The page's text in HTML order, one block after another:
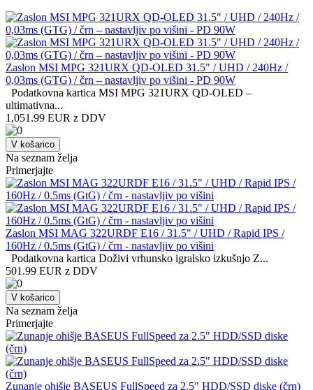
Zaslon MSI MPG 321URX QD-OLED 31.5" / UHD / 240Hz /
0,03ms (GTG) / črn – nastavljiv po višini - PD 90W
Podatkovna kartica MSI MPG 321URX QD-OLED –
ultimativna...
1,051.99 EUR z DDV
V košarico
Na seznam želja
Primerjajte
Zaslon MSI MAG 322URDF E16 / 31.5" / UHD / Rapid IPS /
160Hz / 0.5ms (GtG) / črn - nastavljiv po višini
Podatkovna kartica Doživi vrhunsko igralsko izkušnjo Z...
501.99 EUR z DDV
V košarico
Na seznam želja
Primerjajte
Zunanje ohišje BASEUS FullSpeed za 2.5" HDD/SSD diske (črn)